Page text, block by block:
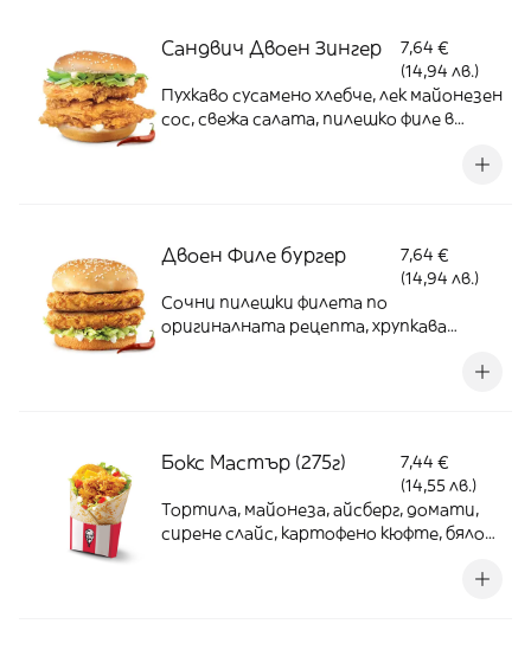
Сандвич Двоен Зингер
7,64 €
(14,94 лв.)
Пухкаво сусамено хлебче, лек майонезен
сос, свежа салата, пилешко филе в
Двоен Филе бургер
7,64 €
(14,94 лв.)
Сочни пилешки филета по
оригиналната рецепта, хрупкава
Бокс Мастър (275г)
7,44 €
(14,55 лв.)
Тортила, майонеза, айсберг, домати,
сирене слайс, картофено кюфте, бяло